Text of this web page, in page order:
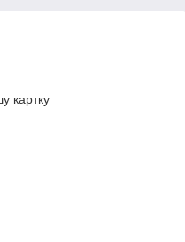
картку